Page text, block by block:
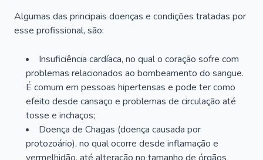
Algumas das principais doenças e condições tratadas por
esse profissional, são:
Insuficiência cardíaca, no qual o coração sofre com
problemas relacionados ao bombeamento do sangue.
É comum em pessoas hipertensas e pode ter como
efeito desde cansaço e problemas de circulação até
tosse e inchaços;
Doença de Chagas (doença causada por
protozoário), no qual ocorre desde inflamação e